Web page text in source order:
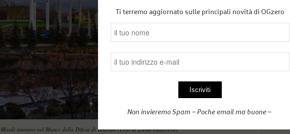
Missili iraniani nel Museo della Difesa di Teheran (Foto di Elena Odareeva)
Ti terremo aggiornato sulle principali novità di OGzero
Non invieremo Spam – Poche email ma buone –